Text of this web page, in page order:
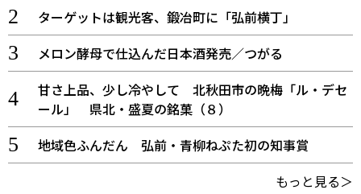
ターゲットは観光客、鍛冶町に「弘前横丁」
メロン酵母で仕込んだ日本酒発売／つがる
甘さ上品、少し冷やして 北秋田市の晩梅「ル・デセ
ール」 県北・盛夏の銘菓（８）
地域色ふんだん 弘前・青柳ねぷた初の知事賞
もっと見る＞